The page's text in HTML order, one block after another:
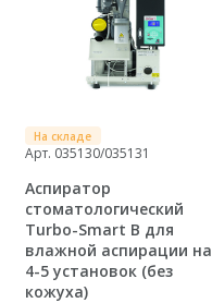
На складе
Арт. 035130/035131
Аспиратор
стоматологический
Turbo-Smart B для
влажной аспирации на
4-5 установок (без
кожуха)